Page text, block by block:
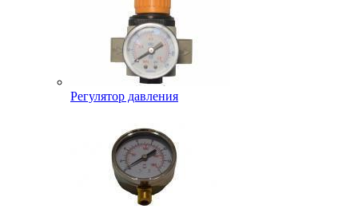
Регулятор давления